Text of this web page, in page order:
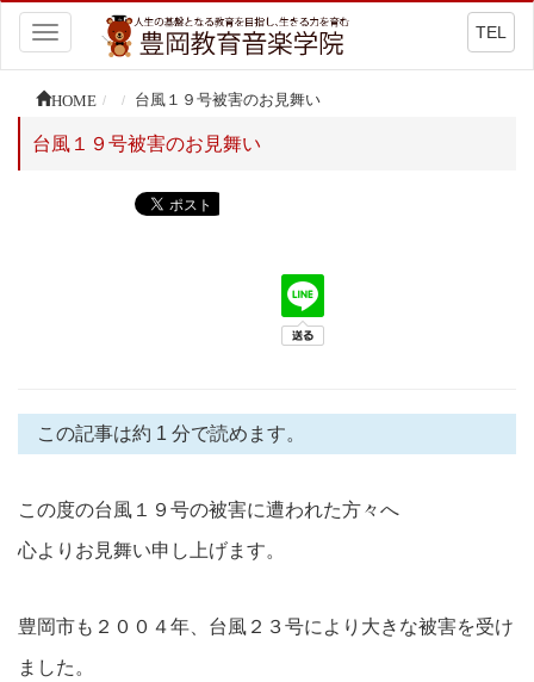
Toggle
navigation
TEL
HOME 台風１９号被害のお見舞い
台風１９号被害のお見舞い
この記事は約 1 分で読めます。
この度の台風１９号の被害に遭われた方々へ
心よりお見舞い申し上げます。
豊岡市も２００４年、台風２３号により大きな被害を受け
ました。